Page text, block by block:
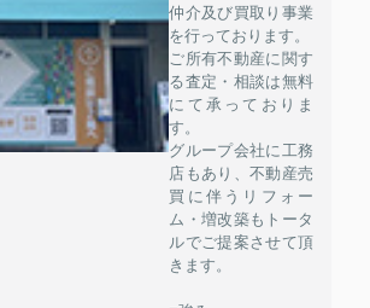
仲介及び買取り事業
を行っております。
ご所有不動産に関す
る査定・相談は無料
にて承っておりま
す。
グループ会社に工務
店もあり、不動産売
買に伴うリフォー
ム・増改築もトータ
ルでご提案させて頂
きます。